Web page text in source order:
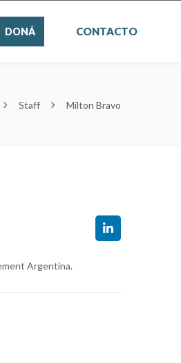
DONÁ CONTACTO
Staff Milton Bravo
Argentina.